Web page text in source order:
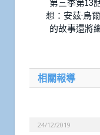
第三季第13
想：安茲·烏
的故事還將
相關報導
24/12/2019